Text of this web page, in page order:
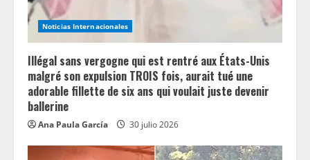
Noticias Internacionales
Illégal sans vergogne qui est rentré aux États-Unis
malgré son expulsion TROIS fois, aurait tué une
adorable fillette de six ans qui voulait juste devenir
ballerine
Ana Paula García 30 julio 2026